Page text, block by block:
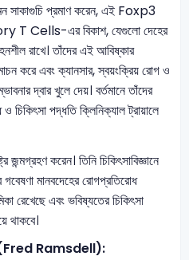
সাকাগুচি প্রমাণ করেন, এই Foxp3
T Cells-এর বিকাশ, যেগুলো দেহের
রাখে। তাঁদের এই আবিষ্কার
করে এবং ক্যানসার, স্বয়ংক্রিয় রোগ ও
দ্বার খুলে দেয়। বর্তমানে তাঁদের
পদ্ধতি ক্লিনিক্যাল ট্রায়ালে
করেন। তিনি চিকিৎসাবিজ্ঞানে
গবেষণা মানবদেহের রোগপ্রতিরোধ
রেখেছে এবং ভবিষ্যতের চিকিৎসা
থাকবে।
Ramsdell):